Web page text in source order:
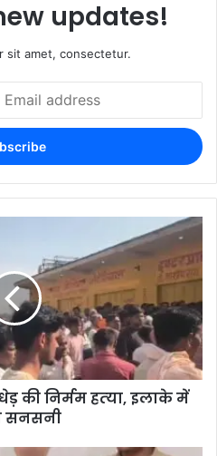
updates!
sit amet, consectetur.
की निर्मम हत्‍या, इलाके में
सनसनी